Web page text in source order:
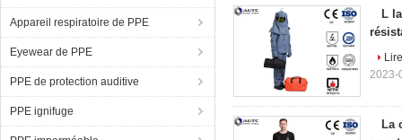
Appareil respiratoire de PPE
Eyewear de PPE
PPE de protection auditive
PPE ignifuge
L
2023-
La